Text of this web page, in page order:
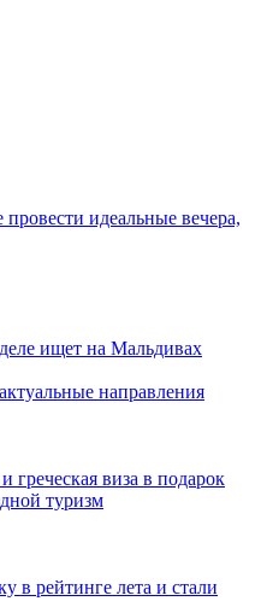
идеальные вечера,
ищет на Мальдивах
актуальные направления
греческая виза в подарок
туризм
в рейтинге лета и стали